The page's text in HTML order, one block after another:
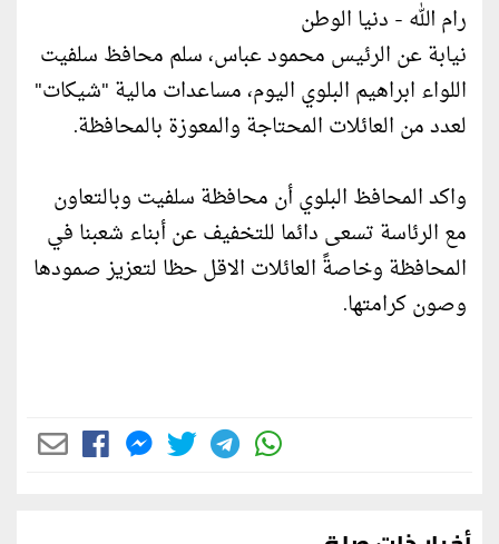
رام الله - دنيا الوطن
نيابة عن الرئيس محمود عباس، سلم محافظ سلفيت
اللواء ابراهيم البلوي اليوم، مساعدات مالية "شيكات"
لعدد من العائلات المحتاجة والمعوزة بالمحافظة.
واكد المحافظ البلوي أن محافظة سلفيت وبالتعاون
مع الرئاسة تسعى دائما للتخفيف عن أبناء شعبنا في
المحافظة وخاصةً العائلات الاقل حظا لتعزيز صمودها
وصون كرامتها.